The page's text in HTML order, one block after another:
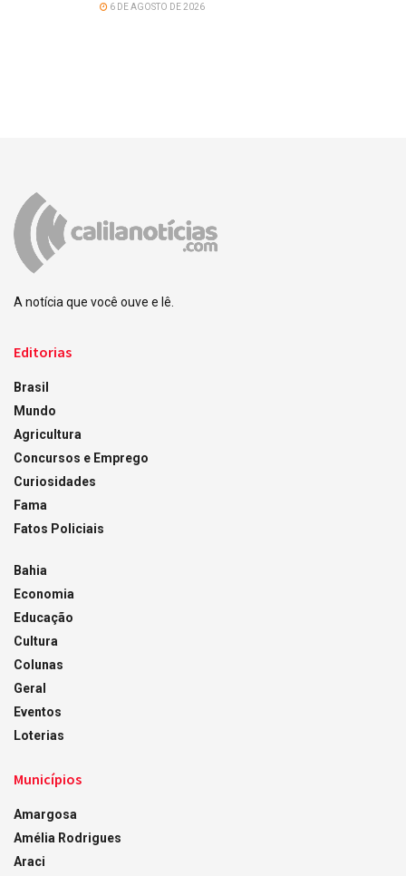
6 DE AGOSTO DE 2026
A notícia que você ouve e lê.
Editorias
Brasil
Mundo
Agricultura
Concursos e Emprego
Curiosidades
Fama
Fatos Policiais
Bahia
Economia
Educação
Cultura
Colunas
Geral
Eventos
Loterias
Municípios
Amargosa
Amélia Rodrigues
Araci